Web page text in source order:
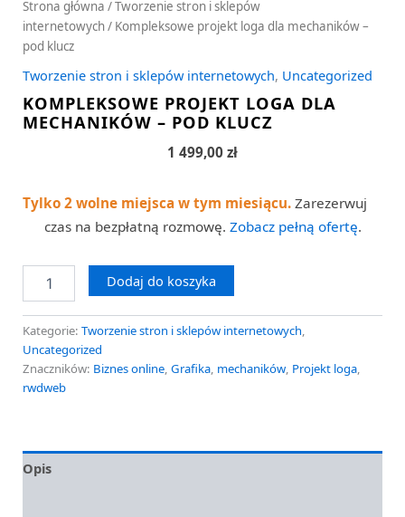
Strona główna /Tworzenie stron i sklepów
internetowych/ Kompleksowe projekt loga dla mechaników –
pod klucz
Tworzenie stron i sklepów internetowych, Uncategorized
KOMPLEKSOWE PROJEKT LOGA DLA
MECHANIKÓW – POD KLUCZ
1 499,00 zł
Tylko 2 wolne miejsca w tym miesiącu. Zarezerwuj
czas na bezpłatną rozmowę. Zobacz pełną ofertę.
Dodaj do koszyka
Kategorie: Tworzenie stron i sklepów internetowych,
Uncategorized
Znaczników: Biznes online, Grafika, mechaników, Projekt loga,
rwdweb
Opis